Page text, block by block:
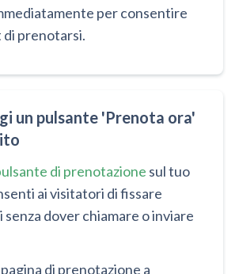
per consentire
prenotarsi.
un pulsante 'Prenota ora'
di prenotazione sul tuo
ai visitatori di fissare
dover chiamare o inviare
di prenotazione a